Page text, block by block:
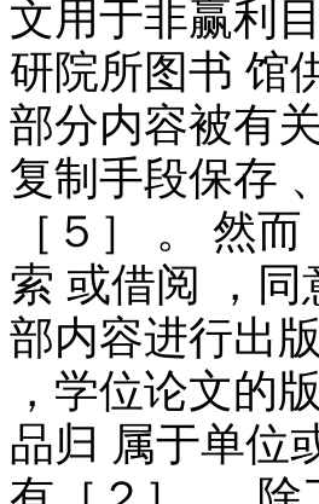
文用于非赢利
研院所图书 馆
部分内容被有
复制手段保存
［５］ 。 然
索 或借阅 ，
部内容进行出
，学位论文的
品归 属于单位